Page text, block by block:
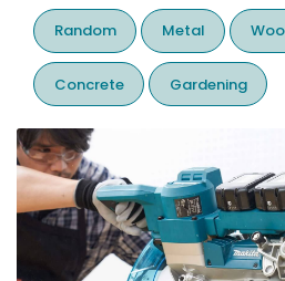
Random Metal
Concrete Gardening